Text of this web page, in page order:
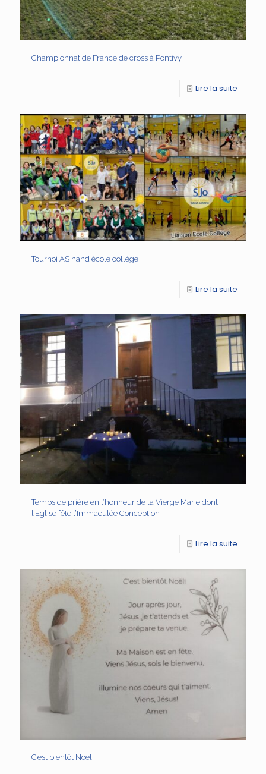
Championnat de France de cross à Pontivy
Lire la suite
Tournoi AS hand école collège
Lire la suite
Temps de prière en l’honneur de la Vierge Marie dont
l’Eglise fête l’Immaculée Conception
Lire la suite
C’est bientôt Noël